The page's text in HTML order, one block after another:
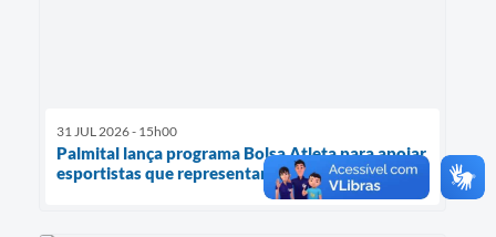
31 JUL 2026 - 15h00
Palmital lança programa Bolsa Atleta para apoiar
esportistas que representam o município